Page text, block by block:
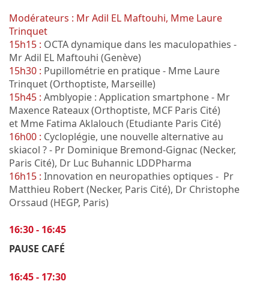
Modérateurs : Mr Adil EL Maftouhi, Mme Laure
Trinquet
15h15 : OCTA dynamique dans les maculopathies -
Mr Adil EL Maftouhi (Genève)
15h30 : Pupillométrie en pratique - Mme Laure
Trinquet (Orthoptiste, Marseille)
15h45 : Amblyopie : Application smartphone - Mr
Maxence Rateaux (Orthoptiste, MCF Paris Cité)
et Mme Fatima Aklalouch (Etudiante Paris Cité)
16h00 : Cycloplégie, une nouvelle alternative au
skiacol ? - Pr Dominique Bremond-Gignac (Necker,
Paris Cité), Dr Luc Buhannic LDDPharma
16h15 : Innovation en neuropathies optiques - Pr
Matthieu Robert (Necker, Paris Cité), Dr Christophe
Orssaud (HEGP, Paris)
16:30 - 16:45
PAUSE CAFÉ
16:45 - 17:30